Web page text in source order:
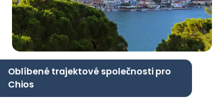
Oblíbené trajektové společnosti pro
Chios